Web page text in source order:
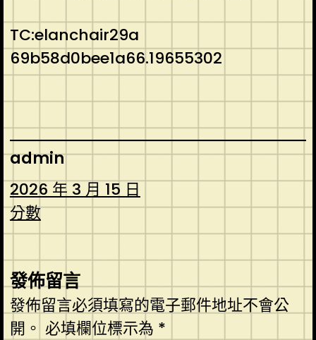
TC:elanchair29a
69b58d0bee1a66.19655302
admin
2026 年 3 月 15 日
分數
發佈留言
發佈留言必須填寫的電子郵件地址不會公
開。 必填欄位標示為 *